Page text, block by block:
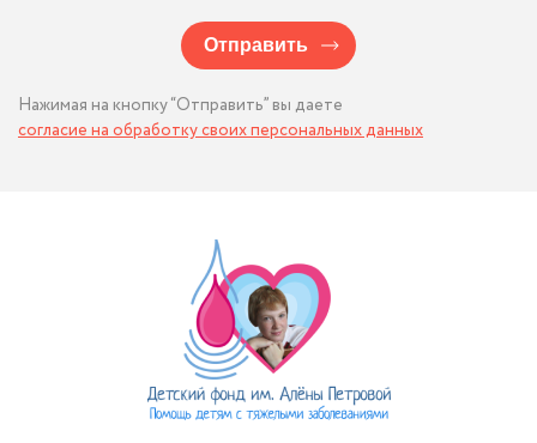
Отправить
Нажимая на кнопку “Отправить” вы даете
согласие на обработку своих персональных данных